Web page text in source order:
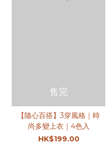
售完
【隨心百搭】3穿風格｜時
尚多變上衣｜4色入
HK$199.00